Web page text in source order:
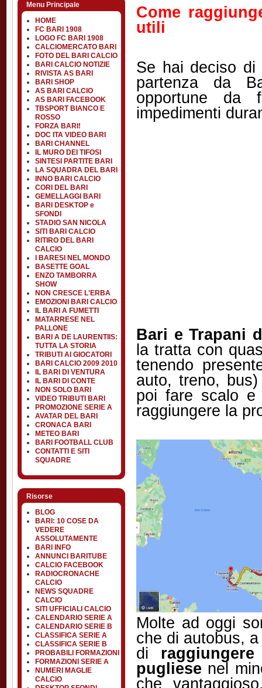
Menu Principale
HOME
FC BARI 1908
LOGO FC BARI 1908
CALCIOMERCATO BARI
FOTO DEL BARI CALCIO
BARI CALCIO NOTIZIE
RIVISTA AS BARI
BARI SHOP
AS BARI CALCIO
AS BARI FACEBOOK
TBSPORT BIANCO E
ROSSO
FORZA BARI!
DOC ITA VIDEO BARI
BARI CHANNEL
IL MURO DEI TIFOSI
SINTESI PARTITE BARI
LA SQUADRA DEL BARI
INNO BARI CALCIO
CORI DEL BARI
GEMELLAGGI BARI
BARI DESKTOP e
SFONDI
STADIO SAN NICOLA
SITI BARI CALCIO
RITIRO DEL BARI
CALCIO
I BARESI NEL MONDO
BASETTE GOAL
ENZO TAMBORRA
SHOW
NON CRESCE L'ERBA
EMOZIONI BARI CALCIO
IL BARI A FUMETTI
MATARRESE NEL
PALLONE
BARI A DE LAURENTIIS:
TUTTA LA STORIA
TRIBUTI AI GIOCATORI
BARI CALCIO 2009 2010
IL BARI DI VENTURA
IL BARI DI CONTE
NON SOLO BARI
VIDEO TRIBUTI BARI
PROMOZIONE SERIE A
AVATAR DEL BARI
CRONACA BARI
METEO BARI
BARI FOOTBALL CLUB
CONTATTI E SITI
SQUADRE
Risorse
BLOG
BARI: 10 COSE DA
VEDERE
ASSOLUTAMENTE
BARI INFO
ANNUNCI BARITUBE
CALCIO FACEBOOK
RADIOCRONACHE
CALCIO
NEWS SQUADRE
CALCIO
SITI UFFICIALI CALCIO
CALENDARIO SERIE A
CALENDARIO SERIE B
CLASSIFICA SERIE A
CLASSIFICA SERIE B
PROBABILI FORMAZIONI
FORMAZIONI SERIE A
NUMERI MAGLIE
CALCIO
Come
utili
Se hai deciso
partenza da
opportune da
impedimenti
Bari e Trapani
la tratta con
tenendo
auto, treno,
poi fare scalo e
raggiungere la
Molte ad oggi
che di autobus,
di
pugliese nel
che